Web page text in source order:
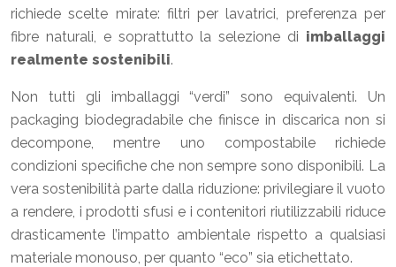
richiede scelte mirate: filtri per lavatrici, preferenza per
fibre naturali, e soprattutto la selezione di imballaggi
realmente sostenibili.
Non tutti gli imballaggi “verdi” sono equivalenti. Un
packaging biodegradabile che finisce in discarica non si
decompone, mentre uno compostabile richiede
condizioni specifiche che non sempre sono disponibili. La
vera sostenibilità parte dalla riduzione: privilegiare il vuoto
a rendere, i prodotti sfusi e i contenitori riutilizzabili riduce
drasticamente l’impatto ambientale rispetto a qualsiasi
materiale monouso, per quanto “eco” sia etichettato.